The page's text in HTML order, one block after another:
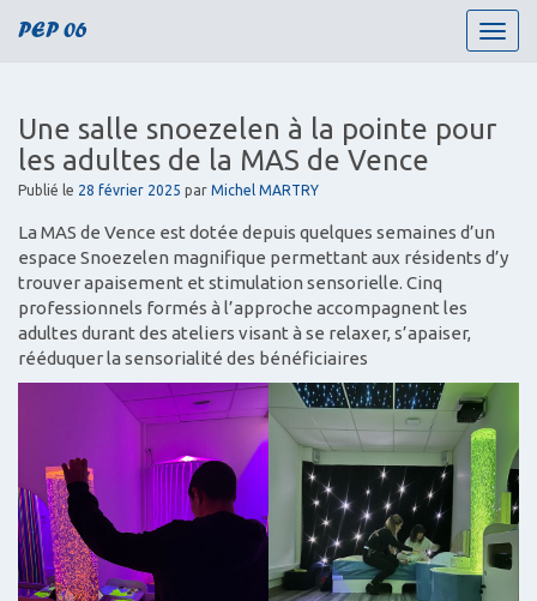
T
o
l
v
i
o
PEP 06
Une salle snoezelen à la pointe pour
les adultes de la MAS de Vence
Publié le 28 février 2025 par Michel MARTRY
La MAS de Vence est dotée depuis quelques semaines d’un
espace Snoezelen magnifique permettant aux résidents d’y
trouver apaisement et stimulation sensorielle. Cinq
professionnels formés à l’approche accompagnent les
adultes durant des ateliers visant à se relaxer, s’apaiser,
rééduquer la sensorialité des bénéficiaires